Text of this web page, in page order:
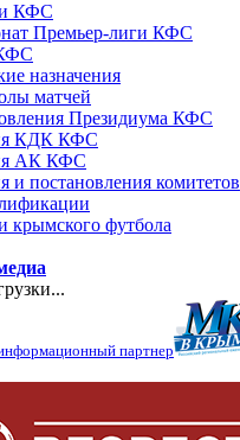
КФС
Премьер-лиги КФС
назначения
матчей
Президиума КФС
КДК КФС
АК КФС
и постановления комитетов
крымского футбола
партнер